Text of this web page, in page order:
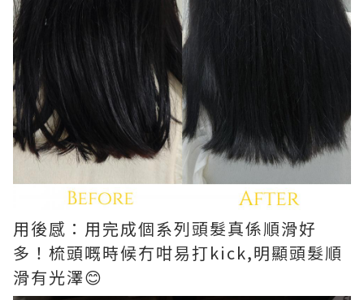
用後感：用完成個系列頭髮真係順滑好
多！梳頭嘅時候冇咁易打kick,明顯頭髮順
滑有光澤😊